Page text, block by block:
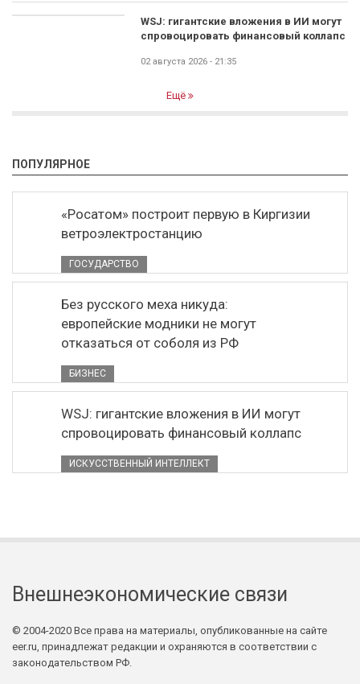
WSJ: гигантские вложения в ИИ могут
спровоцировать финансовый коллапс
02 августа 2026 - 21:35
Ещё
ПОПУЛЯРНОЕ
«Росатом» построит первую в Киргизии
ветроэлектростанцию
ГОСУДАРСТВО
Без русского меха никуда:
европейские модники не могут
отказаться от соболя из РФ
БИЗНЕС
WSJ: гигантские вложения в ИИ могут
спровоцировать финансовый коллапс
ИСКУССТВЕННЫЙ ИНТЕЛЛЕКТ
Внешнеэкономические связи
© 2004-2020 Все права на материалы, опубликованные на сайте
eer.ru, принадлежат редакции и охраняются в соответствии с
законодательством РФ.